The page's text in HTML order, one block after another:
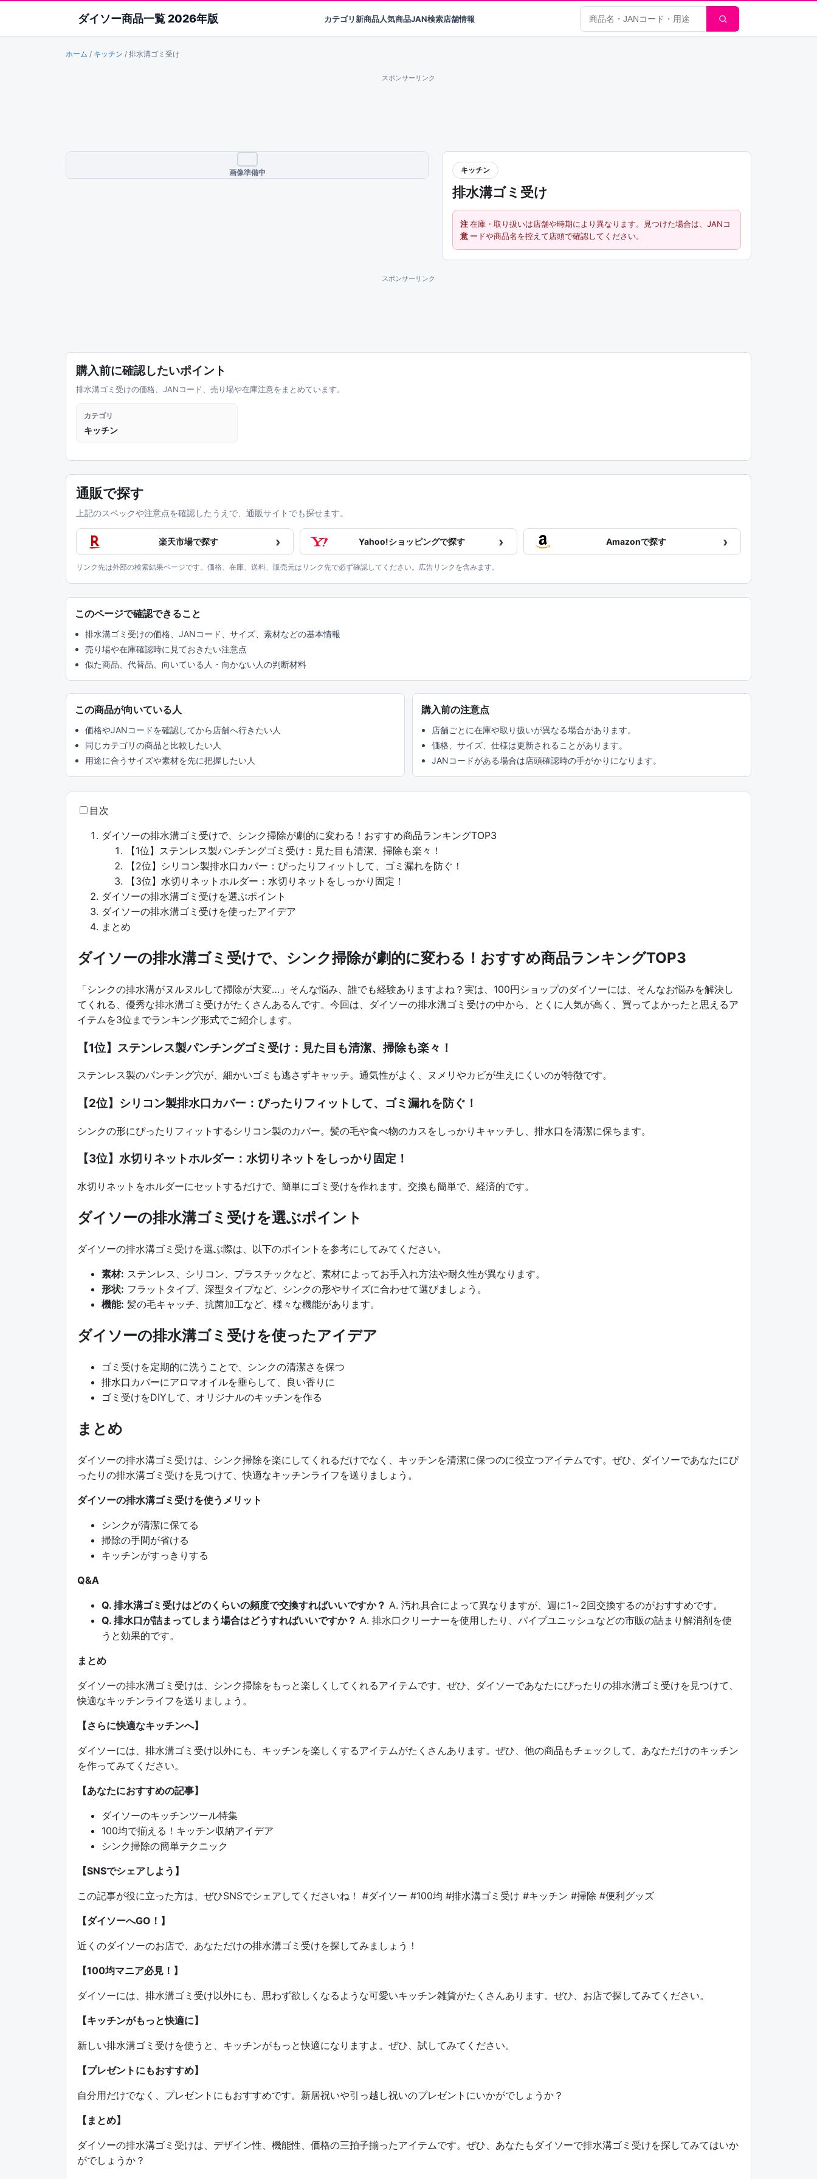
ダイソー商品一覧 2026年版 カテゴリ新商品人気商品JAN検索店舗情報 商品検索
ホーム / キッチン / 排水溝ゴミ受け
スポンサーリンク
画像準備中 キッチン
排水溝ゴミ受け
注
意
在庫・取り扱いは店舗や時期により異なります。見つけた場合は、JANコ
ードや商品名を控えて店頭で確認してください。
スポンサーリンク
購入前に確認したいポイント
排水溝ゴミ受けの価格、JANコード、売り場や在庫注意をまとめています。
カテゴリ
キッチン
通販で探す
上記のスペックや注意点を確認したうえで、通販サイトでも探せます。
楽天市場で探す › Yahoo!ショッピングで探す › Amazonで探す ›
リンク先は外部の検索結果ページです。価格、在庫、送料、販売元はリンク先で必ず確認してください。広告リンクを含みます。
このページで確認できること
排水溝ゴミ受けの価格、JANコード、サイズ、素材などの基本情報
売り場や在庫確認時に見ておきたい注意点
似た商品、代替品、向いている人・向かない人の判断材料
この商品が向いている人
価格やJANコードを確認してから店舗へ行きたい人
同じカテゴリの商品と比較したい人
用途に合うサイズや素材を先に把握したい人
購入前の注意点
店舗ごとに在庫や取り扱いが異なる場合があります。
価格、サイズ、仕様は更新されることがあります。
JANコードがある場合は店頭確認時の手がかりになります。
目次
ダイソーの排水溝ゴミ受けで、シンク掃除が劇的に変わる！おすすめ商品ランキングTOP3
【1位】ステンレス製パンチングゴミ受け：見た目も清潔、掃除も楽々！
【2位】シリコン製排水口カバー：ぴったりフィットして、ゴミ漏れを防ぐ！
【3位】水切りネットホルダー：水切りネットをしっかり固定！
ダイソーの排水溝ゴミ受けを選ぶポイント
ダイソーの排水溝ゴミ受けを使ったアイデア
まとめ
ダイソーの排水溝ゴミ受けで、シンク掃除が劇的に変わる！おすすめ商品ランキングTOP3
「シンクの排水溝がヌルヌルして掃除が大変…」そんな悩み、誰でも経験ありますよね？実は、100円ショップのダイソーには、そんなお悩みを解決し
てくれる、優秀な排水溝ゴミ受けがたくさんあるんです。今回は、ダイソーの排水溝ゴミ受けの中から、とくに人気が高く、買ってよかったと思えるア
イテムを3位までランキング形式でご紹介します。
【1位】ステンレス製パンチングゴミ受け：見た目も清潔、掃除も楽々！
ステンレス製のパンチング穴が、細かいゴミも逃さずキャッチ。通気性がよく、ヌメリやカビが生えにくいのが特徴です。
【2位】シリコン製排水口カバー：ぴったりフィットして、ゴミ漏れを防ぐ！
シンクの形にぴったりフィットするシリコン製のカバー。髪の毛や食べ物のカスをしっかりキャッチし、排水口を清潔に保ちます。
【3位】水切りネットホルダー：水切りネットをしっかり固定！
水切りネットをホルダーにセットするだけで、簡単にゴミ受けを作れます。交換も簡単で、経済的です。
ダイソーの排水溝ゴミ受けを選ぶポイント
ダイソーの排水溝ゴミ受けを選ぶ際は、以下のポイントを参考にしてみてください。
素材: ステンレス、シリコン、プラスチックなど、素材によってお手入れ方法や耐久性が異なります。
形状: フラットタイプ、深型タイプなど、シンクの形やサイズに合わせて選びましょう。
機能: 髪の毛キャッチ、抗菌加工など、様々な機能があります。
ダイソーの排水溝ゴミ受けを使ったアイデア
ゴミ受けを定期的に洗うことで、シンクの清潔さを保つ
排水口カバーにアロマオイルを垂らして、良い香りに
ゴミ受けをDIYして、オリジナルのキッチンを作る
まとめ
ダイソーの排水溝ゴミ受けは、シンク掃除を楽にしてくれるだけでなく、キッチンを清潔に保つのに役立つアイテムです。ぜひ、ダイソーであなたにぴ
ったりの排水溝ゴミ受けを見つけて、快適なキッチンライフを送りましょう。
ダイソーの排水溝ゴミ受けを使うメリット
シンクが清潔に保てる
掃除の手間が省ける
キッチンがすっきりする
Q&A
Q. 排水溝ゴミ受けはどのくらいの頻度で交換すればいいですか？ A. 汚れ具合によって異なりますが、週に1～2回交換するのがおすすめです。
Q. 排水口が詰まってしまう場合はどうすればいいですか？ A. 排水口クリーナーを使用したり、パイプユニッシュなどの市販の詰まり解消剤を使
うと効果的です。
まとめ
ダイソーの排水溝ゴミ受けは、シンク掃除をもっと楽しくしてくれるアイテムです。ぜひ、ダイソーであなたにぴったりの排水溝ゴミ受けを見つけて、
快適なキッチンライフを送りましょう。
【さらに快適なキッチンへ】
ダイソーには、排水溝ゴミ受け以外にも、キッチンを楽しくするアイテムがたくさんあります。ぜひ、他の商品もチェックして、あなただけのキッチン
を作ってみてください。
【あなたにおすすめの記事】
ダイソーのキッチンツール特集
100均で揃える！キッチン収納アイデア
シンク掃除の簡単テクニック
【SNSでシェアしよう】
この記事が役に立った方は、ぜひSNSでシェアしてくださいね！ #ダイソー #100均 #排水溝ゴミ受け #キッチン #掃除 #便利グッズ
【ダイソーへGO！】
近くのダイソーのお店で、あなただけの排水溝ゴミ受けを探してみましょう！
【100均マニア必見！】
ダイソーには、排水溝ゴミ受け以外にも、思わず欲しくなるような可愛いキッチン雑貨がたくさんあります。ぜひ、お店で探してみてください。
【キッチンがもっと快適に】
新しい排水溝ゴミ受けを使うと、キッチンがもっと快適になりますよ。ぜひ、試してみてください。
【プレゼントにもおすすめ】
自分用だけでなく、プレゼントにもおすすめです。新居祝いや引っ越し祝いのプレゼントにいかがでしょうか？
【まとめ】
ダイソーの排水溝ゴミ受けは、デザイン性、機能性、価格の三拍子揃ったアイテムです。ぜひ、あなたもダイソーで排水溝ゴミ受けを探してみてはいか
がでしょうか？